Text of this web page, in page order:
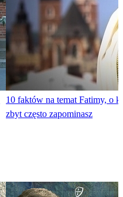
10 faktów na temat Fatimy, o
zbyt często zapominasz